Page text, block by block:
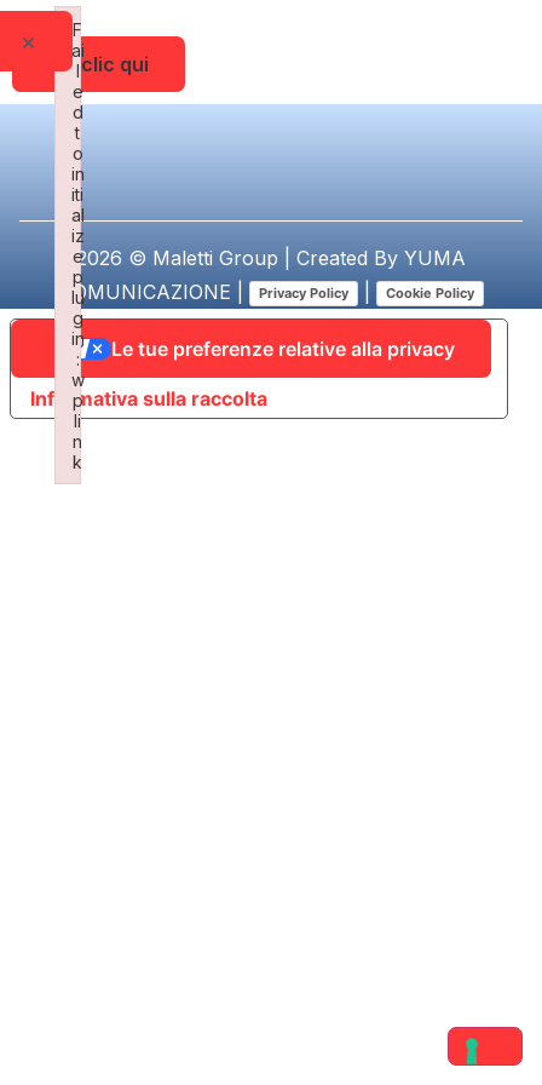
Fai clic qui
2026 © Maletti Group | Created By YUMA
COMUNICAZIONE
Privacy Policy Cookie Policy
Informativa sulla raccolta
Le tue preferenze relative alla privacy
F
ai
l
e
d
t
o
in
iti
al
iz
e
p
lu
g
in
:
w
p
li
n
k
×
Failed to initialize plugin: wplink